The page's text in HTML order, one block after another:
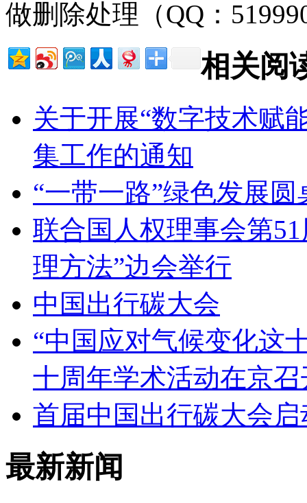
做删除处理（QQ：
相关阅
关于开展“数字技术赋
集工作的通知
“一带一路”绿色发展
联合国人权理事会第
理方法”边会举行
中国出行碳大会
“中国应对气候变化这
十周年学术活动在京召
首届中国出行碳大会
最新新闻